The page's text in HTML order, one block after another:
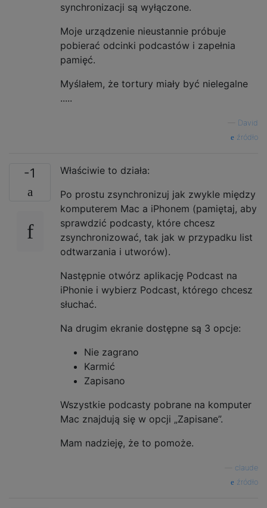
synchronizacji są wyłączone.
Moje urządzenie nieustannie próbuje
pobierać odcinki podcastów i zapełnia
pamięć.
Myślałem, że tortury miały być nielegalne
.....
David
źródło
-1
Właściwie to działa:
Po prostu zsynchronizuj jak zwykle między
komputerem Mac a iPhonem (pamiętaj, aby
sprawdzić podcasty, które chcesz
zsynchronizować, tak jak w przypadku list
odtwarzania i utworów).
Następnie otwórz aplikację Podcast na
iPhonie i wybierz Podcast, którego chcesz
słuchać.
Na drugim ekranie dostępne są 3 opcje:
Nie zagrano
Karmić
Zapisano
Wszystkie podcasty pobrane na komputer
Mac znajdują się w opcji „Zapisane”.
Mam nadzieję, że to pomoże.
claude
źródło